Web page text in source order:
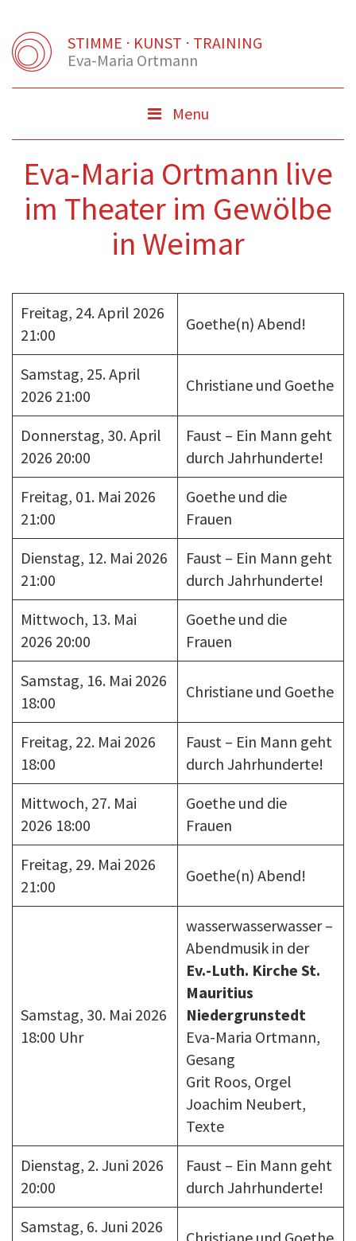
STIMME ⋅ KUNST ⋅ TRAINING
Eva-Maria Ortmann
MenuMenu
Button
Eva-Maria Ortmann live
im Theater im Gewölbe
in Weimar
Freitag, 24. April 2026
21:00
Goethe(n) Abend!
Samstag, 25. April
2026 21:00
Christiane und Goethe
Donnerstag, 30. April
2026 20:00
Faust – Ein Mann geht
durch Jahrhunderte!
Freitag, 01. Mai 2026
21:00
Goethe und die
Frauen
Dienstag, 12. Mai 2026
21:00
Faust – Ein Mann geht
durch Jahrhunderte!
Mittwoch, 13. Mai
2026 20:00
Goethe und die
Frauen
Samstag, 16. Mai 2026
18:00
Christiane und Goethe
Freitag, 22. Mai 2026
18:00
Faust – Ein Mann geht
durch Jahrhunderte!
Mittwoch, 27. Mai
2026 18:00
Goethe und die
Frauen
Freitag, 29. Mai 2026
21:00
Goethe(n) Abend!
Samstag, 30. Mai 2026
18:00 Uhr
wasserwasserwasser –
Abendmusik in der
Ev.-Luth. Kirche St.
Mauritius
Niedergrunstedt
Eva-Maria Ortmann,
Gesang
Grit Roos, Orgel
Joachim Neubert,
Texte
Dienstag, 2. Juni 2026
20:00
Faust – Ein Mann geht
durch Jahrhunderte!
Samstag, 6. Juni 2026